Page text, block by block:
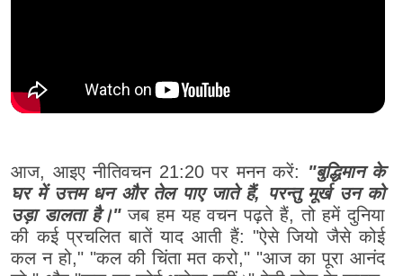
आज, आइए नीतिवचन 21:20 पर मनन करें: "बुद्धिमान के
घर में उत्तम धन और तेल पाए जाते हैं, परन्तु मूर्ख उन को
उड़ा डालता है।"जब हम यह वचन पढ़ते हैं, तो हमें दुनिया
की कई प्रचलित बातें याद आती हैं: "ऐसे जियो जैसे कोई
कल न हो," "कल की चिंता मत करो," "आज का पूरा आनंद